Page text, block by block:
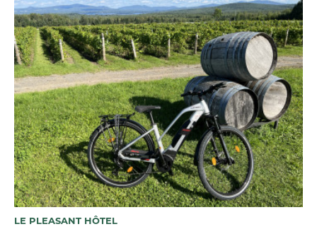
LE PLEASANT HÔTEL